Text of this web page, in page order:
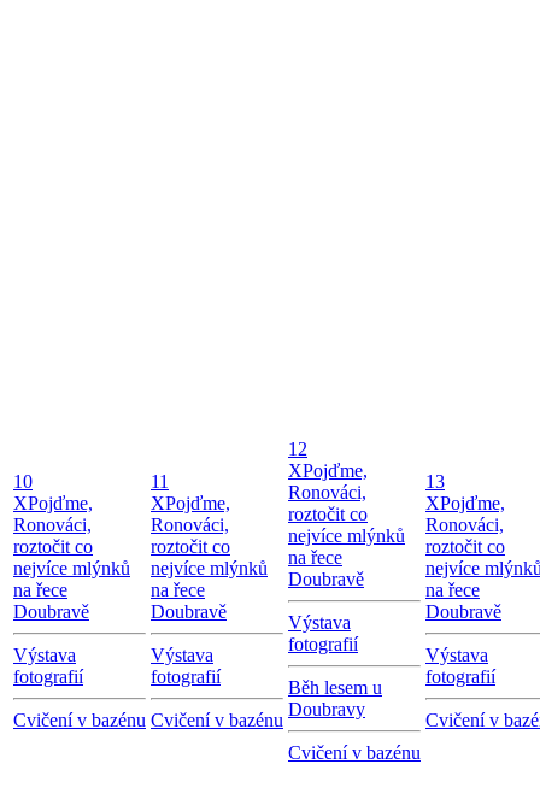
10
XPojďme,
Ronováci,
roztočit co
nejvíce mlýnků
na řece
Doubravě
Výstava
fotografií
Cvičení v bazénu
11
XPojďme,
Ronováci,
roztočit co
nejvíce mlýnků
na řece
Doubravě
Výstava
fotografií
Cvičení v bazénu
12
XPojďme,
Ronováci,
roztočit co
nejvíce mlýnků
na řece
Doubravě
Výstava
fotografií
Běh lesem u
Doubravy
Cvičení v bazénu
13
XPojďme,
Ronováci,
roztočit co
nejvíce
na řece
Doubravě
Výstava
fotografií
Cvičení v